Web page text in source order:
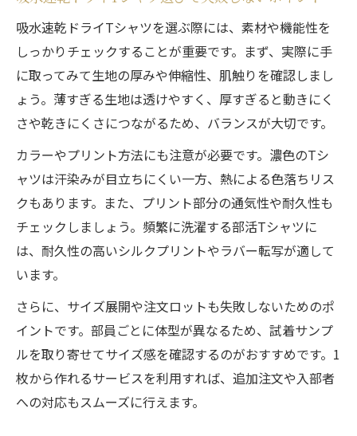
吸水速乾ドライTシャツを選ぶ際には、素材や機能性を
しっかりチェックすることが重要です。まず、実際に手
に取ってみて生地の厚みや伸縮性、肌触りを確認しまし
ょう。薄すぎる生地は透けやすく、厚すぎると動きにく
さや乾きにくさにつながるため、バランスが大切です。
カラーやプリント方法にも注意が必要です。濃色のTシ
ャツは汗染みが目立ちにくい一方、熱による色落ちリス
クもあります。また、プリント部分の通気性や耐久性も
チェックしましょう。頻繁に洗濯する部活Tシャツに
は、耐久性の高いシルクプリントやラバー転写が適して
います。
さらに、サイズ展開や注文ロットも失敗しないためのポ
イントです。部員ごとに体型が異なるため、試着サンプ
ルを取り寄せてサイズ感を確認するのがおすすめです。1
枚から作れるサービスを利用すれば、追加注文や入部者
への対応もスムーズに行えます。